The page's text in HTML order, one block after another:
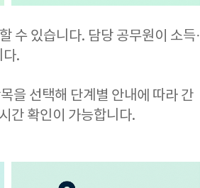
수 있습니다. 담당 공무원이 소득·
다.
을 선택해 단계별 안내에 따라 간
간 확인이 가능합니다.